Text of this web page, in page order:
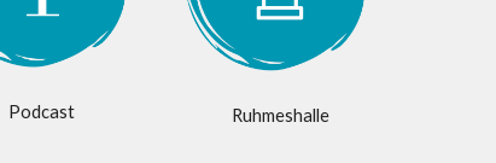
Podcast Ruhmeshalle